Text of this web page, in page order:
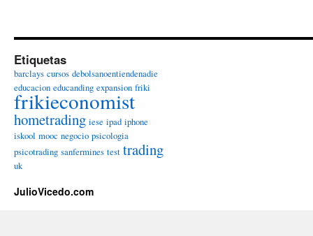
Etiquetas
barclays cursos debolsanoentiendenadie
educacion educanding expansion friki
frikieconomist
hometrading iese ipad iphone
iskool mooc negocio psicologia
psicotrading sanfermines test trading
uk
JulioVicedo.com